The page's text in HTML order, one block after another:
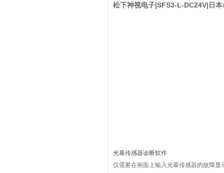
松下神视电子|SFS3-L-DC24V|日
光幕传感器诊断软件
仅需要在画面上输入光幕传感器的故障